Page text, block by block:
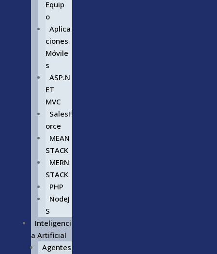
Equip
o
Aplica
ciones
Móvile
s
ASP.N
ET
MVC
SalesF
orce
MEAN
STACK
MERN
STACK
PHP
NodeJ
S
Inteligenci
a Artificial
Agentes